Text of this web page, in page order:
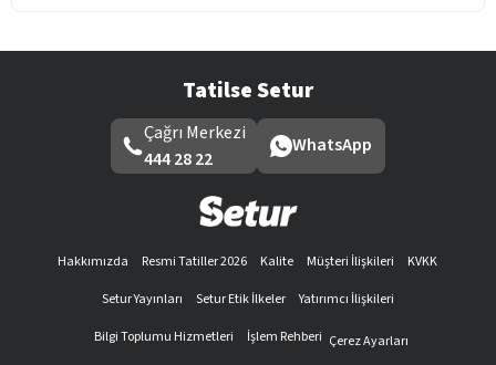
Tatilse Setur
Çağrı Merkezi
444 28 22
WhatsApp
Hakkımızda Resmi Tatiller 2026 Kalite Müşteri İlişkileri
KVKK
Setur Yayınları
Setur Etik İlkeler
Yatırımcı İlişkileri
Bilgi Toplumu Hizmetleri
İşlem Rehberi Çerez Ayarları